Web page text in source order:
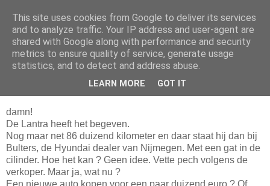
Da_Blog
You don't put a bumpersticker on a Bentley
dinsdag, november 09, 2004
damn!
De Lantra heeft het begeven.
Nog maar net 86 duizend kilometer en daar staat hij dan bij
Bulters, de Hyundai dealer van Nijmegen. Met een gat in de
cilinder. Hoe het kan ? Geen idee. Vette pech volgens de
verkoper. Maar ja, wat nu ?
Een nieuwe auto kopen voor een paar duizend euro ? Of
This site uses cookies from Google to deliver its services
and to analyze traffic. Your IP address and user-agent are
shared with Google along with performance and security
metrics to ensure quality of service, generate usage
statistics, and to detect and address abuse.
LEARN MORE GOT IT